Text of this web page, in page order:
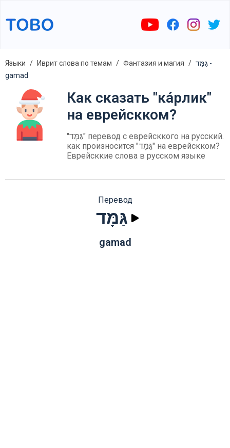
Языки Иврит слова по темам Фантазия и магия
גַּמָּד -
gamad
Как сказать "ка́рлик"
на еврейскком?
"גַּמָּד" перевод с еврейсккого на русский.
как произносится "גַּמָּד" на еврейскком?
Еврейсккие слова в русском языке
Перевод
גַּמָּד
gamad